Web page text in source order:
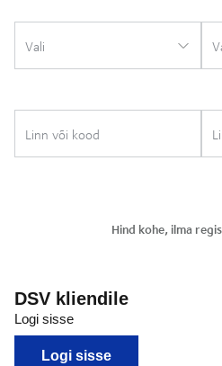
DSV kliendile
Logi sisse
Logi sisse